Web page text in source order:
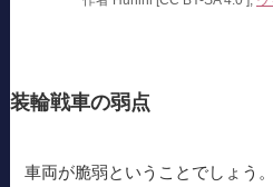
装輪戦車の弱点
車両が脆弱ということでしょう